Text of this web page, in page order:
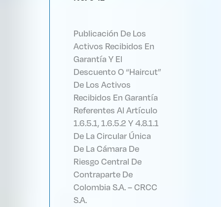
Publicación De Los
Activos Recibidos En
Garantía Y El
Descuento O “Haircut”
De Los Activos
Recibidos En Garantía
Referentes Al Artículo
1.6.5.1, 1.6.5.2 Y 4.8.1.1
De La Circular Única
De La Cámara De
Riesgo Central De
Contraparte De
Colombia S.A. – CRCC
S.A.